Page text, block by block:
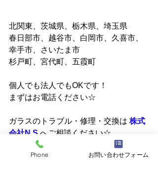
北関東、茨城県、栃木県、埼玉県
春日部市、越谷市、白岡市、久喜市、
幸手市、さいたま市
杉戸町、宮代町、五霞町
個人でも法人でもOKです！
まずはお電話ください☆
ガラスのトラブル・修理・交換は 株式
会社N.S へご相談ください☆
☎048-795-4248
Phone お問い合わせフォーム